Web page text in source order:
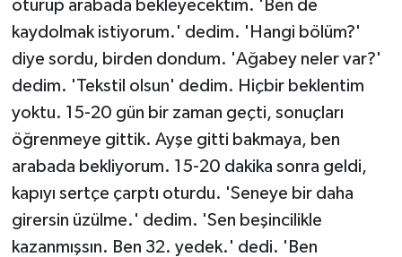
oturup arabada bekleyecektim. 'Ben de
kaydolmak istiyorum.' dedim. 'Hangi bölüm?'
diye sordu, birden dondum. 'Ağabey neler var?'
dedim. 'Tekstil olsun' dedim. Hiçbir beklentim
yoktu. 15-20 gün bir zaman geçti, sonuçları
öğrenmeye gittik. Ayşe gitti bakmaya, ben
arabada bekliyorum. 15-20 dakika sonra geldi,
kapıyı sertçe çarptı oturdu. 'Seneye bir daha
girersin üzülme.' dedim. 'Sen beşincilikle
kazanmışsın. Ben 32. yedek.' dedi. 'Ben
Niğde Müftülüğü
Ordu Müftülüğü
Osmaniye Müftülüğü
Sakarya Müftülüğü